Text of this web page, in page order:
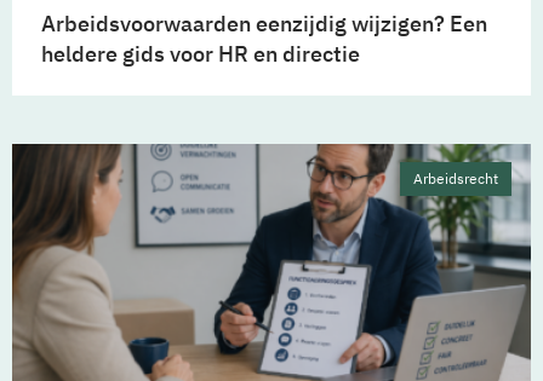
Arbeidsvoorwaarden eenzijdig wijzigen? Een
heldere gids voor HR en directie
Arbeidsrecht